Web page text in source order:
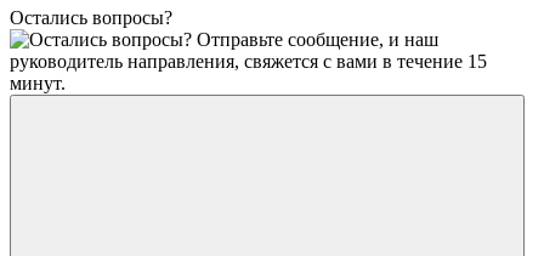
Остались вопросы?
Отправьте сообщение, и наш
руководитель направления, свяжется с вами в течение 15
минут.